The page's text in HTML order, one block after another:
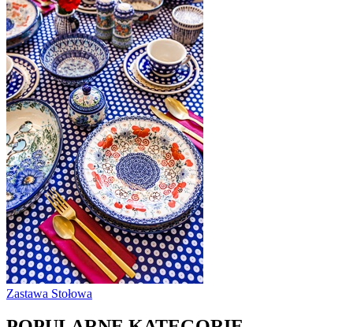
Zastawa Stołowa